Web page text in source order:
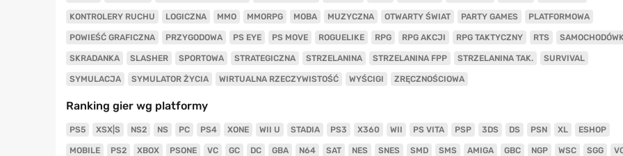
KONTROLERY RUCHU LOGICZNA MMO MMORPG MOBA MUZYCZNA OTWARTY ŚWIAT PARTY GAMES PLATFORMOWA
POWIEŚĆ GRAFICZNA PRZYGODOWA PS EYE PS MOVE ROGUELIKE RPG RPG AKCJI RPG TAKTYCZNY RTS
SKRADANKA SLASHER SPORTOWA STRATEGICZNA STRZELANINA STRZELANINA FPP STRZELANINA TAK. SURVIVAL
SYMULACJA SYMULATOR ŻYCIA WIRTUALNA RZECZYWISTOŚĆ WYŚCIGI ZRĘCZNOŚCIOWA
Ranking gier wg platformy
PS5 XSX|S NS2 NS PC PS4 XONE WII U STADIA PS3 X360 WII PS VITA PSP 3DS DS PSN XL ESHOP
MOBILE PS2 XBOX PSONE VC GC DC GBA N64 SAT NES SNES SMD SMS AMIGA GBC NGP WSC SGG